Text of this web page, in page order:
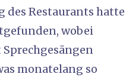
des Restaurants hatte
wobei
monatelang so